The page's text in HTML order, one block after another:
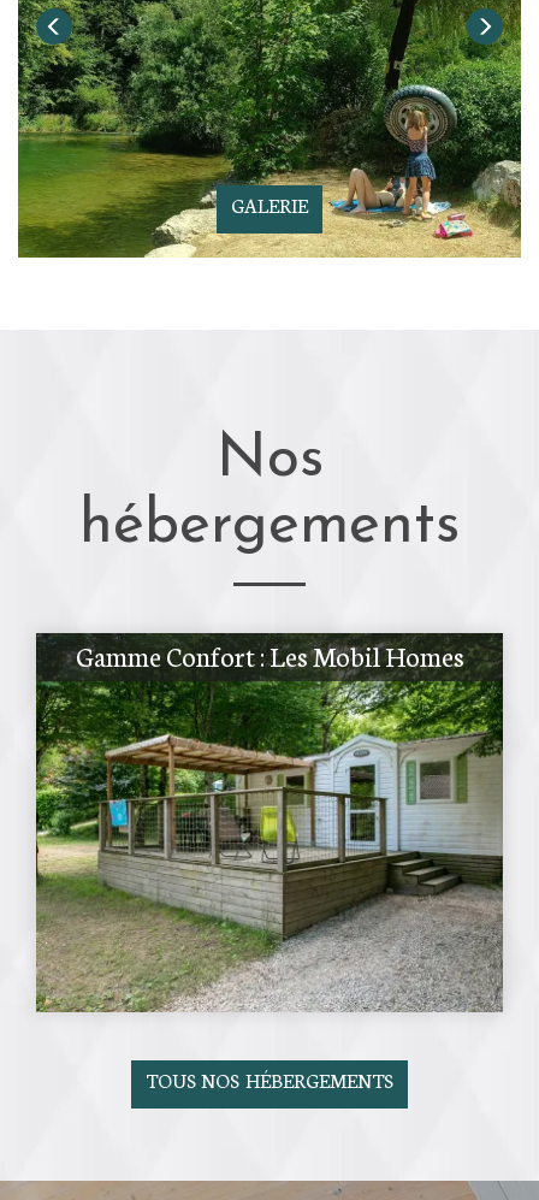
GALERIE
Nos
hébergements
Gamme Confort : Les Mobil Homes
TOUS NOS HÉBERGEMENTS